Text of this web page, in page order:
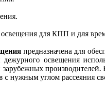
для КПП и для
предназначена для
дежурного освещения
нужным углом рассеяния